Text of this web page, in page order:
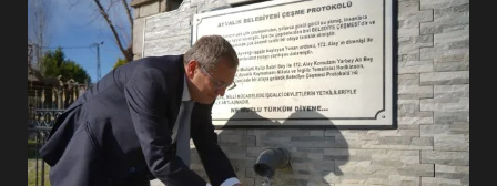
1
AYVALIK SU MİRASI İÇİN
HAREKETE GEÇİYOR: GÖZLER
BULUŞMADA